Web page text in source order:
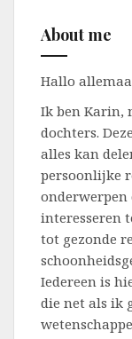
About me
Hallo
Ik ben Karin,
dochters.
alles kan
persoonlijke
interesseren
tot gezonde
Iedereen is
die net als ik